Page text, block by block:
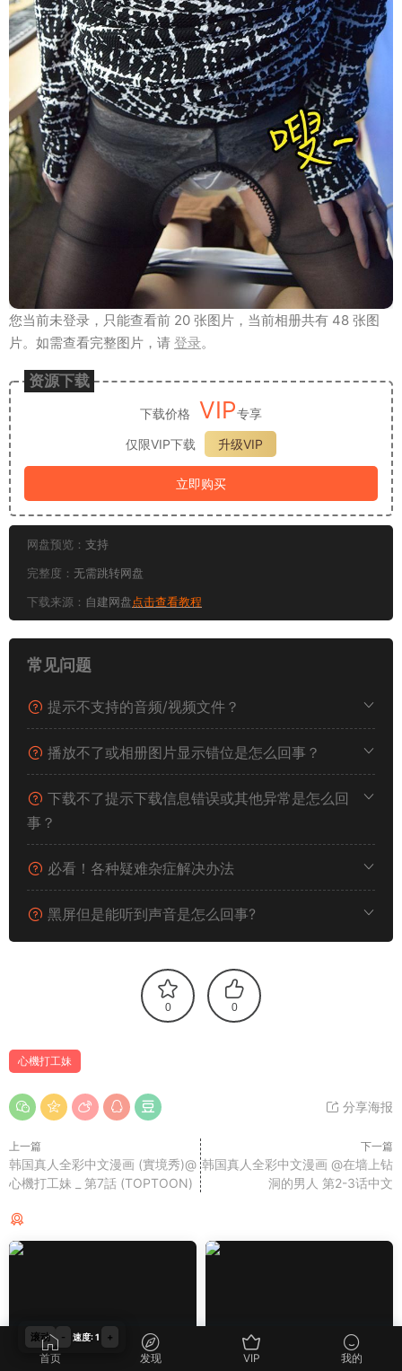
您当前未登录，只能查看前 20 张图片，当前相册共有 48 张图
片。如需查看完整图片，请 登录。
滚动 - 速度: 1 +
资源下载
下载价格 VIP专享
仅限VIP下载
升级VIP
立即购买
网盘预览： 支持
完整度： 无需跳转网盘
下载来源： 自建网盘点击查看教程
常见问题
提示不支持的音频/视频文件？
播放不了或相册图片显示错位是怎么回事？
下载不了提示下载信息错误或其他异常是怎么回
事？
必看！各种疑难杂症解决办法
黑屏但是能听到声音是怎么回事?
0 0
心機打工妹
分享海报
上一篇
韩国真人全彩中文漫画 (實境秀)@
心機打工妹 _ 第7話 (TOPTOON)
下一篇
韩国真人全彩中文漫画 @在墙上钻
洞的男人 第2-3话中文
韩国漫画 韩国漫画
首页 发现 VIP 我的